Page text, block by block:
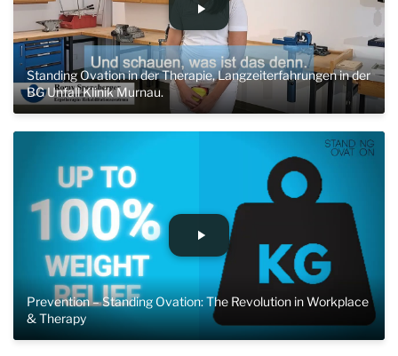
Standing Ovation in der Therapie, Langzeiterfahrungen in der
BG Unfall Klinik Murnau.
Prevention – Standing Ovation: The Revolution in Workplace
& Therapy